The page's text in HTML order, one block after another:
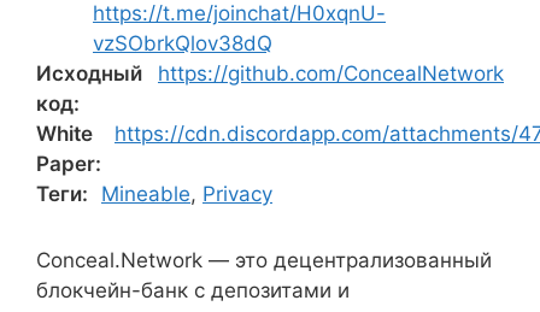
https://t.me/joinchat/H0xqnU-
vzSObrkQlov38dQ
Исходный
код:
https://github.com/ConcealNetwork
White
Paper:
https://cdn.discordapp.com/attachments/
Теги: Mineable, Privacy
Conceal.Network — это децентрализованный
блокчейн-банк с депозитами и